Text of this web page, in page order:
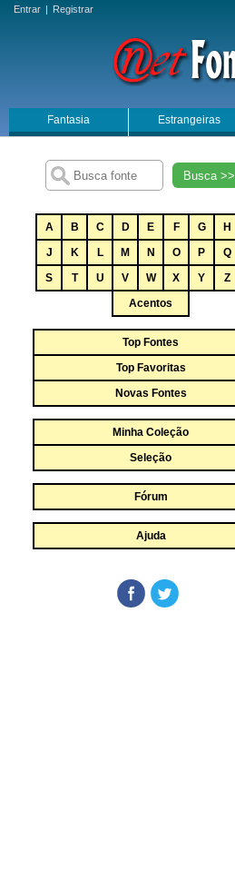
Entrar | Registrar
Fantasia Estrangeiras
Busca >>
A B C D E F G H
J
K L M N O P Q
S
T U V W X Y Z
Acentos
Top Fontes
Top Favoritas
Novas Fontes
Minha Coleção
Seleção
Fórum
Ajuda